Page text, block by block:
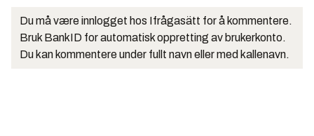
Du må være innlogget hos Ifrågasätt for å kommentere.
Bruk BankID for automatisk oppretting av brukerkonto.
Du kan kommentere under fullt navn eller med kallenavn.